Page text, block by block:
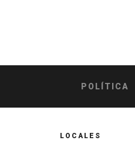
POLÍTICA
LOCALES